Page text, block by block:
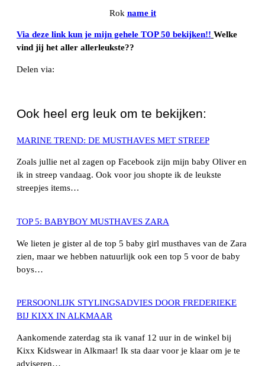
Rok name it
Via deze link kun je mijn gehele TOP 50 bekijken!! Welke
vind jij het aller allerleukste??
Delen via:
Ook heel erg leuk om te bekijken:
MARINE TREND: DE MUSTHAVES MET STREEP
Zoals jullie net al zagen op Facebook zijn mijn baby Oliver en
ik in streep vandaag. Ook voor jou shopte ik de leukste
streepjes items…
TOP 5: BABYBOY MUSTHAVES ZARA
We lieten je gister al de top 5 baby girl musthaves van de Zara
zien, maar we hebben natuurlijk ook een top 5 voor de baby
boys…
PERSOONLIJK STYLINGSADVIES DOOR FREDERIEKE
BIJ KIXX IN ALKMAAR
Aankomende zaterdag sta ik vanaf 12 uur in de winkel bij
Kixx Kidswear in Alkmaar! Ik sta daar voor je klaar om je te
adviseren…